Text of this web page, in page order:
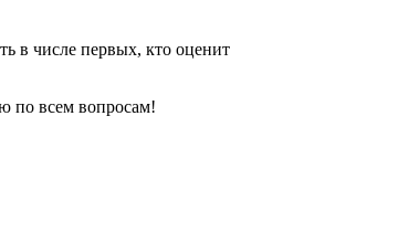
в числе первых, кто оценит
по всем вопросам!